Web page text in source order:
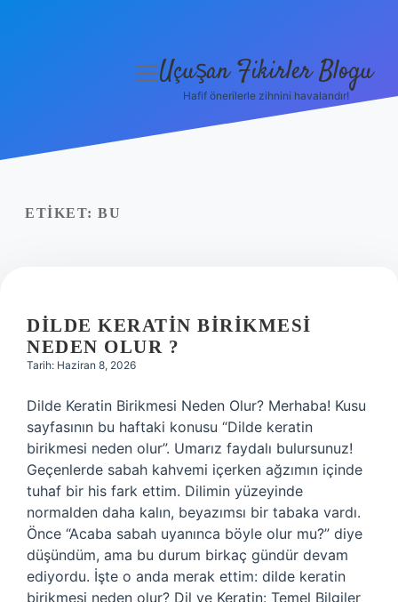
Yasal Uyarı
menüyü
Uçuşan Fikirler Blogu
Hafif önerilerle zihnini havalandır!
ETIKET: BU
DILDE KERATIN BIRIKMESI
NEDEN OLUR ?
Tarih: Haziran 8, 2026
Dilde Keratin Birikmesi Neden Olur? Merhaba! Kusu
sayfasının bu haftaki konusu “Dilde keratin
birikmesi neden olur”. Umarız faydalı bulursunuz!
Geçenlerde sabah kahvemi içerken ağzımın içinde
tuhaf bir his fark ettim. Dilimin yüzeyinde
normalden daha kalın, beyazımsı bir tabaka vardı.
Önce “Acaba sabah uyanınca böyle olur mu?” diye
düşündüm, ama bu durum birkaç gündür devam
ediyordu. İşte o anda merak ettim: dilde keratin
birikmesi neden olur? Dil ve Keratin: Temel Bilgiler